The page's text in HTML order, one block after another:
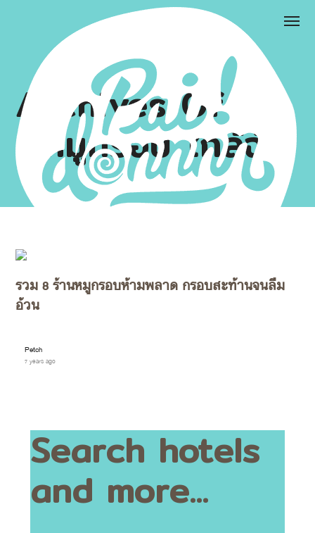
Archives Of
#หมูกรอบ ใกล้ฉัน
รวม 8 ร้านหมูกรอบห้ามพลาด กรอบสะท้านจนลืม
อ้วน
Petch
7 years ago
Search hotels
and more...